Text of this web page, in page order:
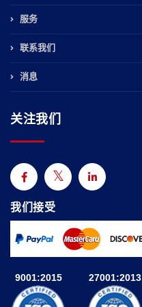
服务
联系我们
消息
关注我们
我们接受
9001:2015 27001:2013